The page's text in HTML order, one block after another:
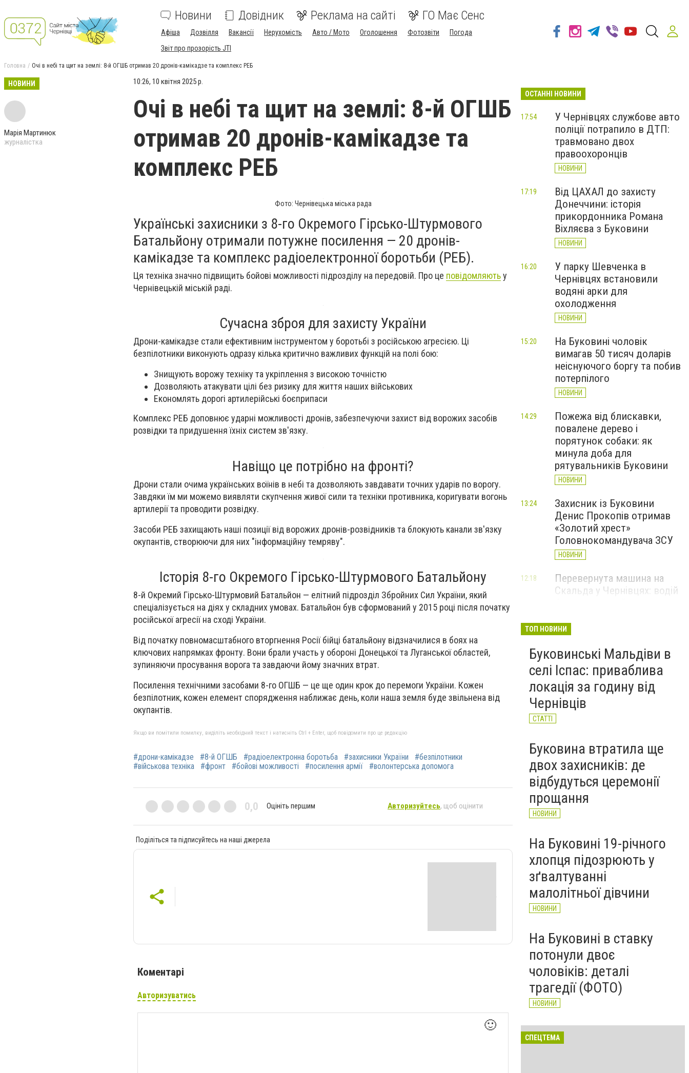
Новини Довідник Реклама на сайті ГО Має Сенс
Афіша Дозвілля Вакансії Нерухомість Авто / Мото Оголошення Фотозвіти
Погода
Звіт про прозорість JTI
Головна Очі в небі та щит на землі: 8-й ОГШБ отримав 20 дронів-камікадзе та комплекс РЕБ
НОВИНИ
Марія Мартинюк
журналістка
10:26, 10 квітня 2025 р.
Очі в небі та щит на землі: 8-й ОГШБ
отримав 20 дронів-камікадзе та
комплекс РЕБ
Фото: Чернівецька міська рада
Українські захисники з 8-го Окремого Гірсько-Штурмового
Батальйону отримали потужне посилення — 20 дронів-
камікадзе та комплекс радіоелектронної боротьби (РЕБ).
Ця техніка значно підвищить бойові можливості підрозділу на передовій. Про це повідомляютьу
Чернівецькій міській раді.
Сучасна зброя для захисту України
Дрони-камікадзе стали ефективним інструментом у боротьбі з російською агресією. Ці
безпілотники виконують одразу кілька критично важливих функцій на полі бою:
Знищують ворожу техніку та укріплення з високою точністю
Дозволяють атакувати цілі без ризику для життя наших військових
Економлять дорогі артилерійські боєприпаси
Комплекс РЕБ доповнює ударні можливості дронів, забезпечуючи захист від ворожих засобів
розвідки та придушення їхніх систем зв'язку.
Навіщо це потрібно на фронті?
Дрони стали очима українських воїнів в небі та дозволяють завдавати точних ударів по ворогу.
Завдяки їм ми можемо виявляти скупчення живої сили та техніки противника, коригувати вогонь
артилерії та проводити розвідку.
Засоби РЕБ захищають наші позиції від ворожих дронів-розвідників та блокують канали зв'язку
окупантів, створюючи для них "інформаційну темряву".
Історія 8-го Окремого Гірсько-Штурмового Батальйону
8-й Окремий Гірсько-Штурмовий Батальйон — елітний підрозділ Збройних Сил України, який
спеціалізується на діях у складних умовах. Батальйон був сформований у 2015 році після початку
російської агресії на сході України.
Від початку повномасштабного вторгнення Росії бійці батальйону відзначилися в боях на
ключових напрямках фронту. Вони брали участь у обороні Донецької та Луганської областей,
зупиняючи просування ворога та завдаючи йому значних втрат.
Посилення технічними засобами 8-го ОГШБ — це ще один крок до перемоги України. Кожен
безпілотник, кожен елемент спорядження наближає день, коли наша земля буде звільнена від
окупантів.
Якщо ви помітили помилку, виділіть необхідний текст і натисніть Ctrl + Enter, щоб повідомити про це редакцію
#дрони-камікадзе #8-й ОГШБ #радіоелектронна боротьба #захисники України
#безпілотники
#військова техніка
#фронт #бойові можливості #посилення армії #волонтерська допомога
0,0 Оцініть першим Авторизуйтесь, щоб оцінити
Поділіться та підписуйтесь на наші джерела
Коментарі
Авторизуватись
🙂
ОСТАННІ НОВИНИ
У Чернівцях службове авто
поліції потрапило в ДТП:
травмовано двох
правоохоронців
НОВИНИ
17:54
Від ЦАХАЛ до захисту
Донеччини: історія
прикордонника Романа
Віхляєва з Буковини
НОВИНИ
17:19
У парку Шевченка в
Чернівцях встановили
водяні арки для
охолодження
НОВИНИ
16:20
На Буковині чоловік
вимагав 50 тисяч доларів
неіснуючого боргу та побив
потерпілого
НОВИНИ
15:20
Пожежа від блискавки,
повалене дерево і
порятунок собаки: як
минула доба для
рятувальників Буковини
НОВИНИ
14:29
Захисник із Буковини
Денис Прокопів отримав
«Золотий хрест»
Головнокомандувача ЗСУ
НОВИНИ
13:24
Перевернута машина на
Скальда у Чернівцях: водій
12:18
зафіксували новий
історичний температурний
максимум
НОВИНИ
ТОП НОВИНИ
Буковинські Мальдіви в
селі Іспас: приваблива
локація за годину від
Чернівців
СТАТТІ
Буковина втратила ще
двох захисників: де
відбудуться церемонії
прощання
НОВИНИ
На Буковині 19-річного
хлопця підозрюють у
зґвалтуванні
малолітньої дівчини
НОВИНИ
На Буковині в ставку
потонули двоє
чоловіків: деталі
трагедії (ФОТО)
НОВИНИ
СПЕЦТЕМА